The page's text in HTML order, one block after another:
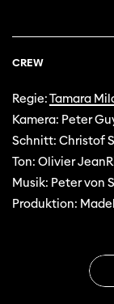
CREW
Regie:Tamara
Kamera: Peter
Schnitt: Christof
Ton: Olivier
Musik: Peter von
Produktion: